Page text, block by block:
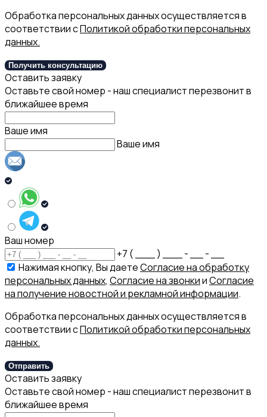
Обработка персональных данных осуществляется в
соответствии сПолитикой обработки персональных
данных.
Получить консультацию
Оставить заявку
Оставьте свой номер - наш специалист перезвонит в
ближайшее время
Ваше имя
Ваше имя
Ваш номер
+7 ( ___ ) ___ - __ - __
Нажимая кнопку, Вы даетеСогласие на обработку
персональных данных, Согласие на звонкииСогласие
на получение новостной и рекламной информации.
Обработка персональных данных осуществляется в
соответствии сПолитикой обработки персональных
данных.
Отправить
Оставить заявку
Оставьте свой номер - наш специалист перезвонит в
ближайшее время